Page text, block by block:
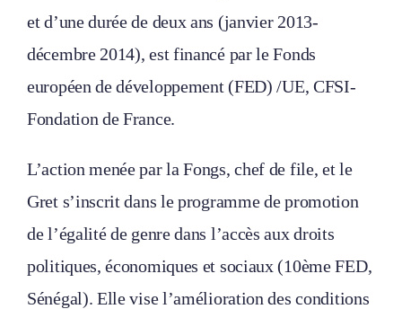
et d’une durée de deux ans (janvier 2013-
décembre 2014), est financé par le Fonds
européen de développement (FED) /UE, CFSI-
Fondation de France.
L’action menée par la Fongs, chef de file, et le
Gret s’inscrit dans le programme de promotion
de l’égalité de genre dans l’accès aux droits
politiques, économiques et sociaux (10ème FED,
Sénégal). Elle vise l’amélioration des conditions